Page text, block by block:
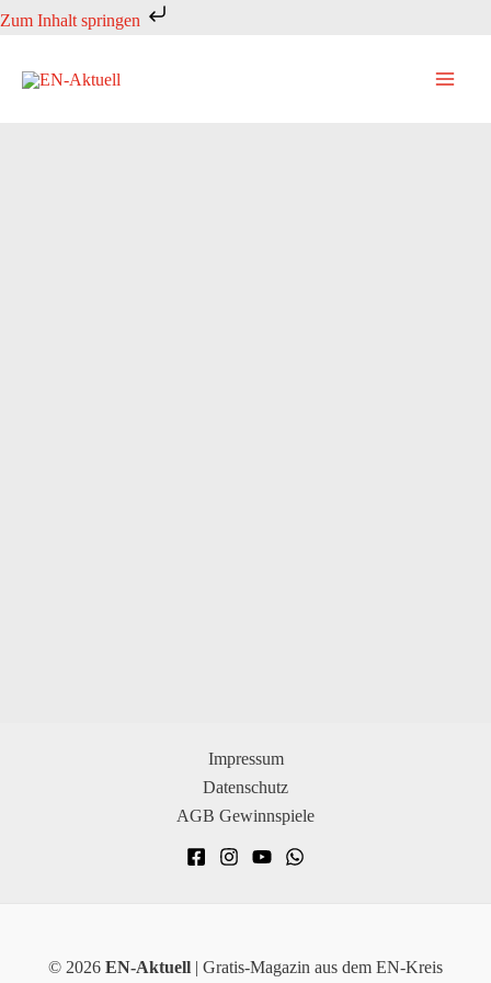
Zum Inhalt springen
Zum
springen
Impressum
Datenschutz
AGB Gewinnspiele
© 2026 EN-Aktuell | Gratis-Magazin aus dem EN-Kreis